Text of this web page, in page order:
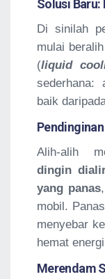
Solusi Baru:
Di sinilah
mulai
(liquid
sederhana:
baik
Alih-alih
dingin
yang panas
mobil.
menyebar
hemat
Merendam